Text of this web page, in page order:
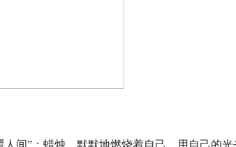
间”；蜡烛，默默地燃烧着自己，用自己的